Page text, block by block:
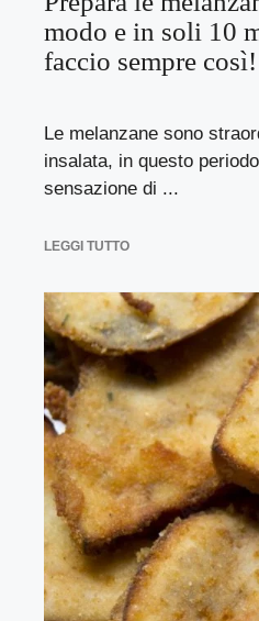
modo e in soli 10
faccio sempre così!
Le melanzane sono
insalata, in questo
sensazione di ...
LEGGI TUTTO